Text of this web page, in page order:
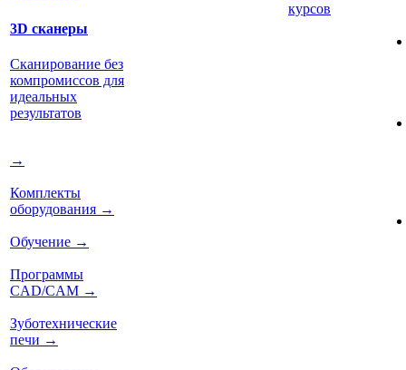
3D сканеры
Сканирование без
компромиссов для
идеальных
результатов
→
Комплекты
оборудования →
Обучение →
Программы
CAD/CAM →
Зуботехнические
печи →
курсов